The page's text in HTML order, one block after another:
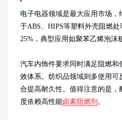
电子电器领域是最大应用市场，
于ABS、HIPS等塑料外壳阻燃
25%，典型应用如聚苯乙烯泡沫
汽车内饰件要求同时满足阻燃
效体系。纺织品领域则多使用
合提高耐久性。值得注意的是，
度依赖高性能卤素阻燃剂 。